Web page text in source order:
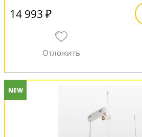
14 993 ₽
NEW